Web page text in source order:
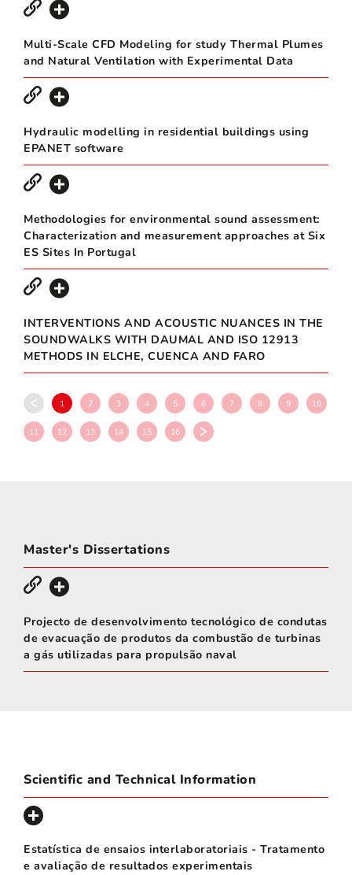
Multi-Scale CFD Modeling for study Thermal Plumes
and Natural Ventilation with Experimental Data
Hydraulic modelling in residential buildings using
EPANET software
Methodologies for environmental sound assessment:
Characterization and measurement approaches at Six
ES Sites In Portugal
INTERVENTIONS AND ACOUSTIC NUANCES IN THE
SOUNDWALKS WITH DAUMAL AND ISO 12913
METHODS IN ELCHE, CUENCA AND FARO
1 2 3 4 5 6 7 8 9 10
11 12 13 14 15 16
Master's Dissertations
Projecto de desenvolvimento tecnológico de condutas
de evacuação de produtos da combustão de turbinas
a gás utilizadas para propulsão naval
Scientific and Technical Information
Estatística de ensaios interlaboratoriais - Tratamento
e avaliação de resultados experimentais